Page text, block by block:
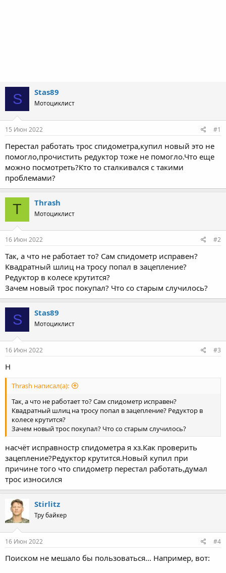
S Stas89
Мотоциклист
15 Июн 2022 #1
Перестал работать трос спидометра,купил новый это не
помогло,прочистить редуктор тоже не помогло.Что еще
можно посмотреть?Кто то сталкивался с такими
проблемами?
T Thrash
Мотоциклист
16 Июн 2022 #2
Так, а что не работает то? Сам спидометр исправен?
Квадратный шлиц на тросу попал в зацепление?
Редуктор в колесе крутится?
Зачем новый трос покупал? Что со старым случилось?
S Stas89
Мотоциклист
16 Июн 2022 #3
Н
Thrash написал(а):
Так, а что не работает то? Сам спидометр исправен?
Квадратный шлиц на тросу попал в зацепление? Редуктор в
колесе крутится?
Зачем новый трос покупал? Что со старым случилось?
насчёт исправностр спидометра я хз.Как проверить
зацепление?Редуктор крутится.Новый купил при
причине того что спидометр перестал работать,думал
трос износился
Stirlitz
Тру байкер
16 Июн 2022 #4
Поиском не мешало бы пользоваться... Например, вот: